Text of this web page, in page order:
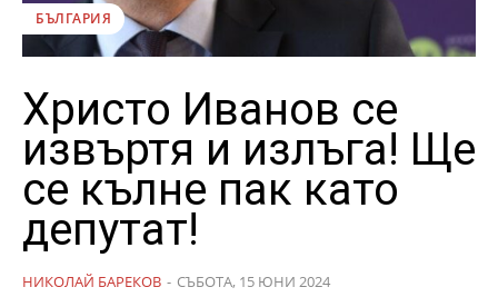
БЪЛГАРИЯ
Христо Иванов се
извъртя и излъга! Ще
се кълне пак като
депутат!
НИКОЛАЙ БАРЕКОВ - СЪБОТА, 15 ЮНИ 2024